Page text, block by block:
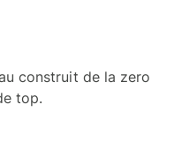
construit de la zero
top.